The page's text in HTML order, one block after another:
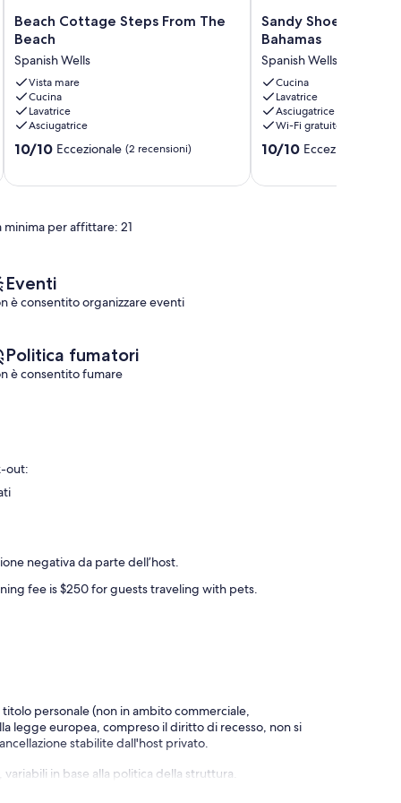
Beach
Cottage
From
The
Beach
Spanish
Wells
Beach Cottage Steps From The
Beach
Spanish Wells
Vista mare
Cucina
Lavatrice
Asciugatrice
10.0
recensioni)
10/10 Eccezionale (2 recensioni)
Sandy
Shoes,
Wells,
Bahamas
Spanish
Wells
Sandy Shoes,
Bahamas
Spanish Wells
Cucina
Lavatrice
Asciugatrice
Wi-Fi gratuito
10.0
10/10 Eccezionale
minima per affittare: 21
Eventi
è consentito organizzare eventi
Politica fumatori
è consentito fumare
out:
negativa da parte dell’host.
fee is $250 for guests traveling with pets.
personale (non in ambito commerciale,
legge europea, compreso il diritto di recesso, non si
stabilite dall'host privato.
in base alla politica della struttura.